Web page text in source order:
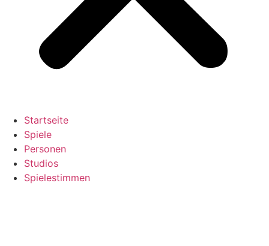
Startseite
Spiele
Personen
Studios
Spielestimmen